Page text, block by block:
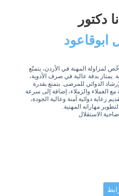
دكتور
لمزاولة المهنة في الأردن، يتمتّع
يمتاز بدقة عالية في صرف الأدوية،
الدوائي للمرضى. يتمتع بقدرة
العملاء والزملاء، إضافة إلى سرعة
رعاية دوائية آمنة وعالية الجودة،
مهاراته المهنية.
الاستقلال